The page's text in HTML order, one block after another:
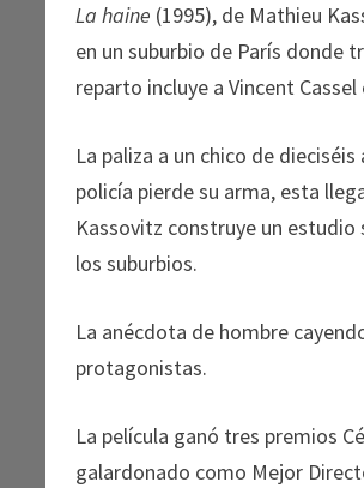
La haine (1995), de Mathieu
en un suburbio de París donde
reparto incluye a Vincent
La paliza a un chico de
policía pierde su arma, esta
Kassovitz construye un
los suburbios.
La anécdota de hombre
protagonistas.
La película ganó tres premios
galardonado como Mejor